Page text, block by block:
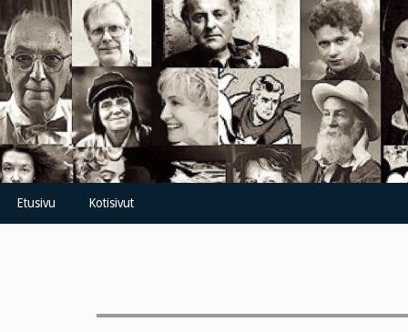
Skip
to
content
Etusivu Kotisivut